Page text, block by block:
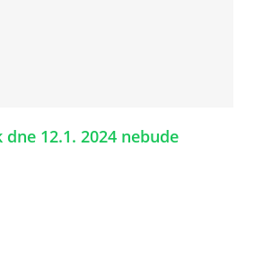
dne 12.1. 2024 nebude